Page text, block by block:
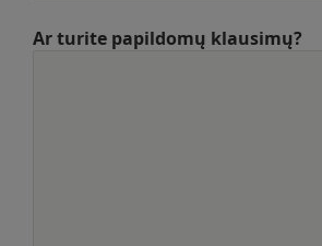
Ar turite papildomų klausimų?